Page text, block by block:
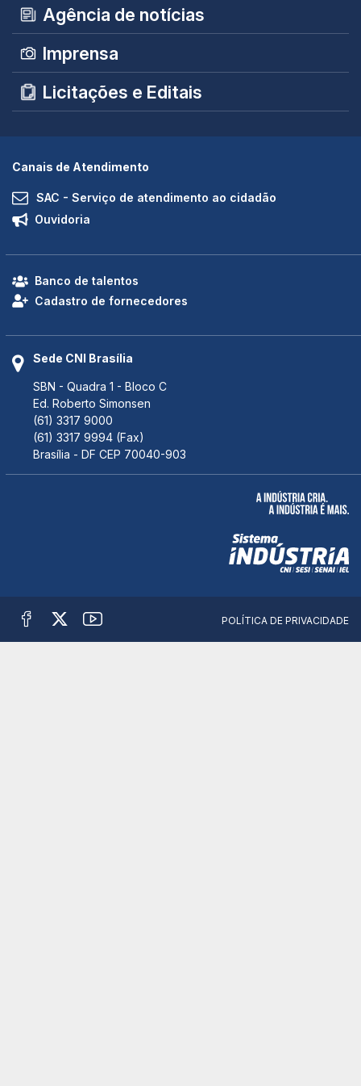
Agência de notícias
Imprensa
Licitações e Editais
Canais de Atendimento
SAC - Serviço de atendimento ao cidadão
Ouvidoria
Banco de talentos
Cadastro de fornecedores
Sede CNI Brasília
SBN - Quadra 1 - Bloco C
Ed. Roberto Simonsen
(61) 3317 9000
(61) 3317 9994 (Fax)
Brasília - DF CEP 70040-903
POLÍTICA DE PRIVACIDADE